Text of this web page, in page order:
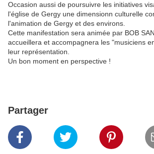
Occasion aussi de poursuivre les initiatives
l'église de Gergy une dimensionn culturelle
l'animation de Gergy et des environs.
Cette manifestation sera animée par BOB
accueillera et accompagnera les "musiciens
leur représentation.
Un bon moment en perspective !
Partager